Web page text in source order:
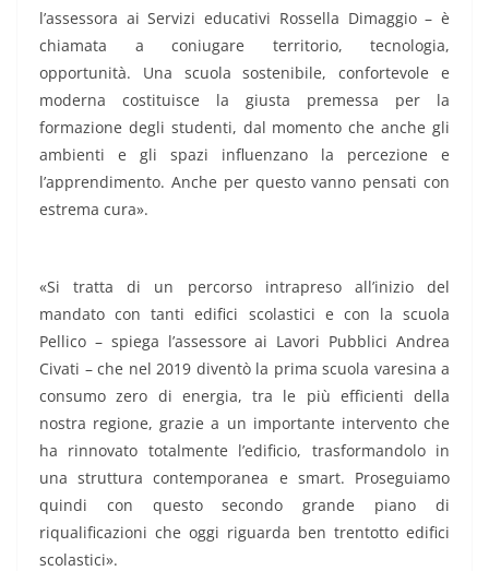
l’assessora ai Servizi educativi Rossella Dimaggio – è
chiamata a coniugare territorio, tecnologia,
opportunità. Una scuola sostenibile, confortevole e
moderna costituisce la giusta premessa per la
formazione degli studenti, dal momento che anche gli
ambienti e gli spazi influenzano la percezione e
l’apprendimento. Anche per questo vanno pensati con
estrema cura».
«Si tratta di un percorso intrapreso all’inizio del
mandato con tanti edifici scolastici e con la scuola
Pellico – spiega l’assessore ai Lavori Pubblici Andrea
Civati – che nel 2019 diventò la prima scuola varesina a
consumo zero di energia, tra le più efficienti della
nostra regione, grazie a un importante intervento che
ha rinnovato totalmente l’edificio, trasformandolo in
una struttura contemporanea e smart. Proseguiamo
quindi con questo secondo grande piano di
riqualificazioni che oggi riguarda ben trentotto edifici
scolastici».